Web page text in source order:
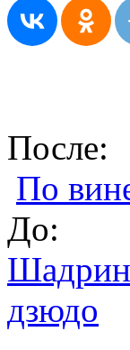
После:
По
До:
дзюдо